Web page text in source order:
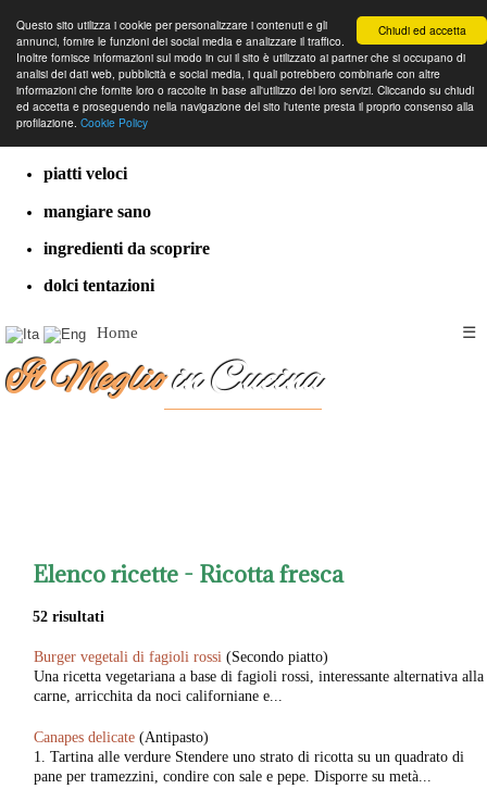
Chiudi ed accetta
Questo sito utilizza i cookie per personalizzare i contenuti e gli
annunci, fornire le funzioni dei social media e analizzare il traffico.
Inoltre fornisce informazioni sul modo in cui il sito è utilizzato ai partner che si occupano di
analisi dei dati web, pubblicità e social media, i quali potrebbero combinarle con altre
informazioni che fornite loro o raccolte in base all'utilizzo dei loro servizi. Cliccando su chiudi
ed accetta e proseguendo nella navigazione del sito l'utente presta il proprio consenso alla
profilazione. Cookie Policy
cucina dal mondo
ricette classiche
piatti veloci
mangiare sano
ingredienti da scoprire
dolci tentazioni
Home ☰
Il Meglioin Cucina
Elenco ricette - Ricotta fresca
52 risultati
Burger vegetali di fagioli rossi (Secondo piatto)
Una ricetta vegetariana a base di fagioli rossi, interessante alternativa alla
carne, arricchita da noci californiane e...
Canapes delicate (Antipasto)
1. Tartina alle verdure Stendere uno strato di ricotta su un quadrato di
pane per tramezzini, condire con sale e pepe. Disporre su metà...